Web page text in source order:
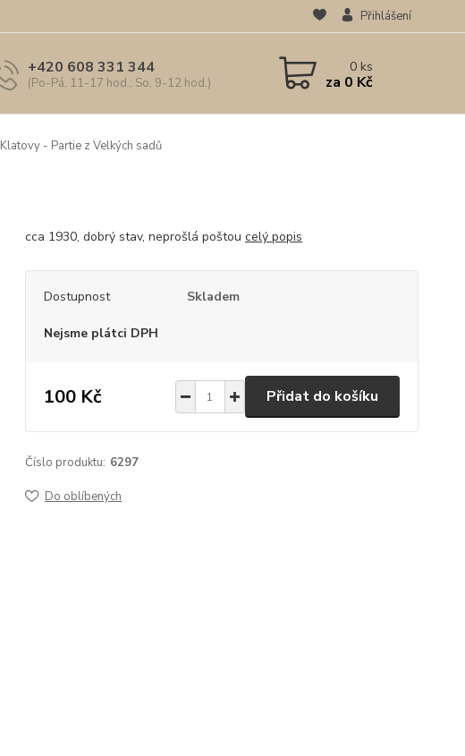
Přihlášení
+420 608 331 344
(Po-Pá, 11-17 hod.; So, 9-12 hod.)
0ks
za 0 Kč
Klatovy - Partie z Velkých sadů
cca 1930, dobrý stav, neprošlá poštou celý popis
Dostupnost Skladem
Nejsme plátci DPH
100 Kč Přidat do košíku
Číslo produktu: 6297
Do oblíbených